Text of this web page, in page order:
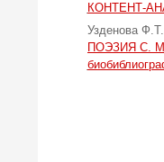
КОНТЕНТ-
Узденова
ПОЭЗИЯ С.